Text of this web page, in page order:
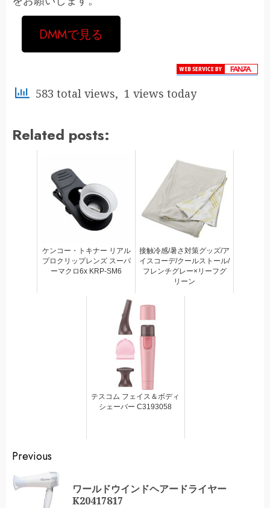
DMMで見る
583 total views, 1 views today
Related posts:
ケンコー・トキナー リアル
プロクリップレンズ スーパ
ーマクロ6x KRP-SM6
接触冷感/暑さ対策グッズ/ア
イスコーデ/クールストール/
フレンチグレー×リーフグ
リーン
テスコム フェイス＆ボディ
シェーバー C3193058
Continue
Reading
Previous
ワールドウインドヘアードライヤー
K20417817